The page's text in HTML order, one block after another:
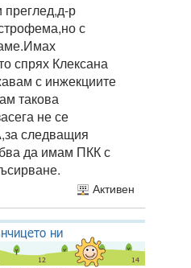
преглед,д-р
с
спрях Клексана
с инжекциите
такова
не се
следващия
да имам ПКК с
Активен